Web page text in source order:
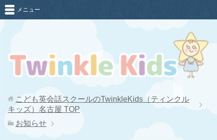
メニュー
こども英会話スクールのTwinkleKids（ティンクル
キッズ）名古屋 TOP
お知らせ